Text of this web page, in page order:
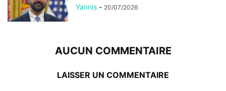
Yannis - 20/07/2026
AUCUN COMMENTAIRE
LAISSER UN COMMENTAIRE